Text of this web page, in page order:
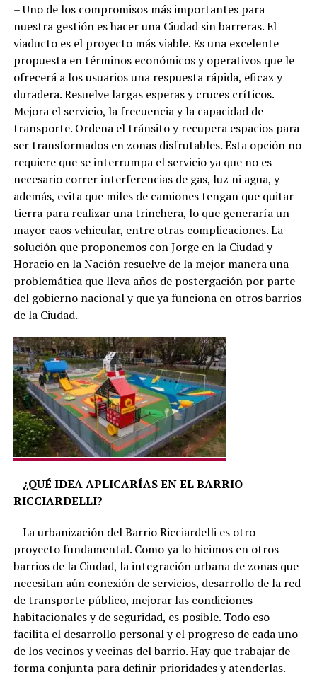
– Uno de los compromisos más importantes para
nuestra gestión es hacer una Ciudad sin barreras. El
viaducto es el proyecto más viable. Es una excelente
propuesta en términos económicos y operativos que le
ofrecerá a los usuarios una respuesta rápida, eficaz y
duradera. Resuelve largas esperas y cruces críticos.
Mejora el servicio, la frecuencia y la capacidad de
transporte. Ordena el tránsito y recupera espacios para
ser transformados en zonas disfrutables. Esta opción no
requiere que se interrumpa el servicio ya que no es
necesario correr interferencias de gas, luz ni agua, y
además, evita que miles de camiones tengan que quitar
tierra para realizar una trinchera, lo que generaría un
mayor caos vehicular, entre otras complicaciones. La
solución que proponemos con Jorge en la Ciudad y
Horacio en la Nación resuelve de la mejor manera una
problemática que lleva años de postergación por parte
del gobierno nacional y que ya funciona en otros barrios
de la Ciudad.
– ¿QUÉ IDEA APLICARÍAS EN EL BARRIO
RICCIARDELLI?
– La urbanización del Barrio Ricciardelli es otro
proyecto fundamental. Como ya lo hicimos en otros
barrios de la Ciudad, la integración urbana de zonas que
necesitan aún conexión de servicios, desarrollo de la red
de transporte público, mejorar las condiciones
habitacionales y de seguridad, es posible. Todo eso
facilita el desarrollo personal y el progreso de cada uno
de los vecinos y vecinas del barrio. Hay que trabajar de
forma conjunta para definir prioridades y atenderlas.